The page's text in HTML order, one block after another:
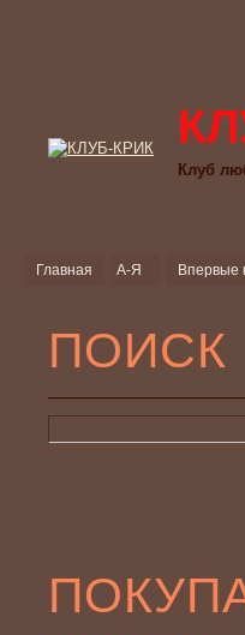
Клуб
Главная А-Я Впервые
ПОИСК